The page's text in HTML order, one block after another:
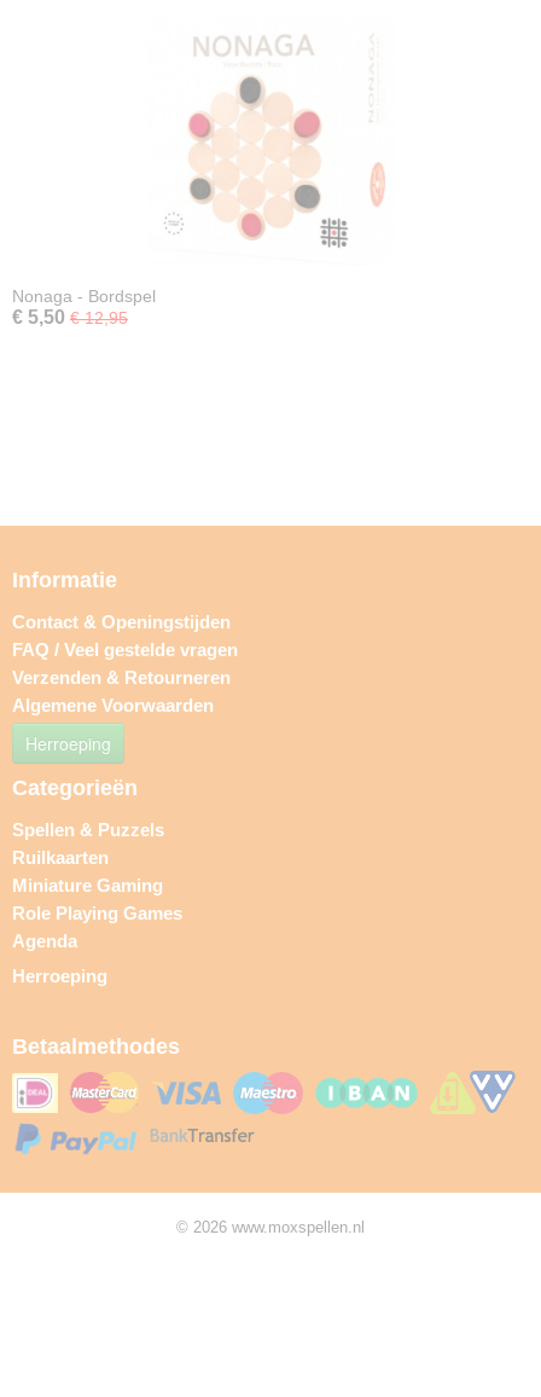
Nonaga - Bordspel
€ 5,50 € 12,95
Informatie
Contact & Openingstijden
FAQ / Veel gestelde vragen
Verzenden & Retourneren
Algemene Voorwaarden
Herroeping
Categorieën
Spellen & Puzzels
Ruilkaarten
Miniature Gaming
Role Playing Games
Agenda
Herroeping
Betaalmethodes
© 2026 www.moxspellen.nl